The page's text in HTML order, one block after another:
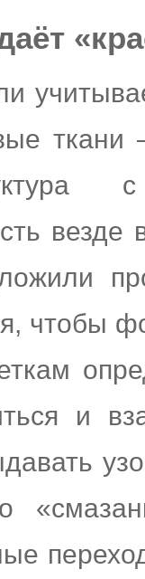
ткани
чтобы
и